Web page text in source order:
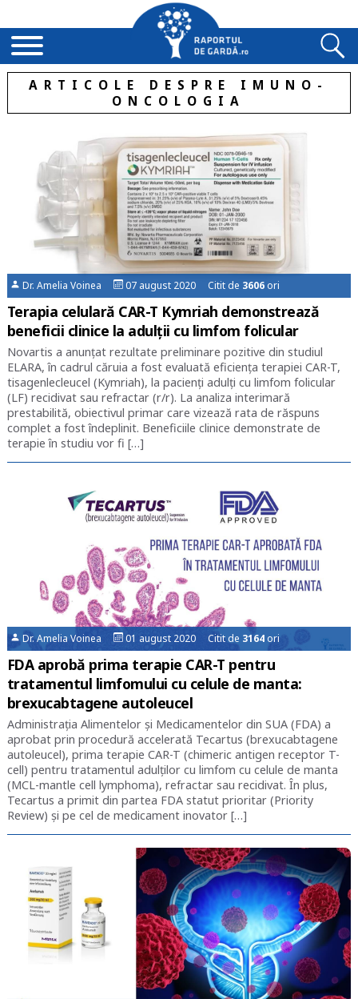
ARTICOLE DESPRE IMUNO-
ONCOLOGIA
Dr. Amelia Voinea 07 august 2020 Citit de 3606 ori
Terapia celulară CAR-T Kymriah demonstrează
beneficii clinice la adulții cu limfom folicular
Novartis a anunțat rezultate preliminare pozitive din studiul
ELARA, în cadrul căruia a fost evaluată eficiența terapiei CAR-T,
tisagenlecleucel (Kymriah), la pacienți adulți cu limfom folicular
(LF) recidivat sau refractar (r/r). La analiza interimară
prestabilită, obiectivul primar care vizează rata de răspuns
complet a fost îndeplinit. Beneficiile clinice demonstrate de
terapie în studiu vor fi […]
Dr. Amelia Voinea 01 august 2020 Citit de 3164 ori
FDA aprobă prima terapie CAR-T pentru
tratamentul limfomului cu celule de manta:
brexucabtagene autoleucel
Administrația Alimentelor și Medicamentelor din SUA (FDA) a
aprobat prin procedură accelerată Tecartus (brexucabtagene
autoleucel), prima terapie CAR-T (chimeric antigen receptor T-
cell) pentru tratamentul adulților cu limfom cu celule de manta
(MCL-mantle cell lymphoma), refractar sau recidivat. În plus,
Tecartus a primit din partea FDA statut prioritar (Priority
Review) și pe cel de medicament inovator […]